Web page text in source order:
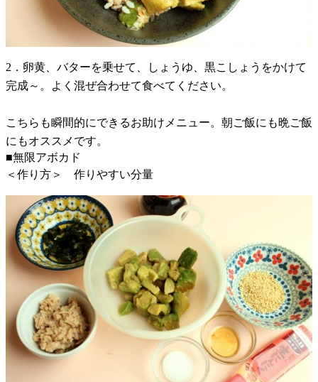
2．卵黄、バターを乗せて、しょうゆ、黒こしょうをかけて
完成～。よく混ぜ合わせて食べてください。
こちらも瞬間的にできるお助けメニュー。朝ご飯にも晩ご飯
にもオススメです。
■無限アボカド
＜作り方＞ 作りやすい分量